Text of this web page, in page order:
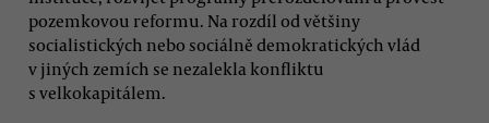
pozemkovou reformu. Na rozdíl od většiny
socialistických nebo sociálně demokratických vlád
v jiných zemích se nezalekla konfliktu
s velkokapitálem.